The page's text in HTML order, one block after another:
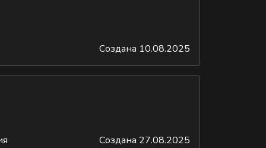
Создана 10.08.2025
Создана 27.08.2025